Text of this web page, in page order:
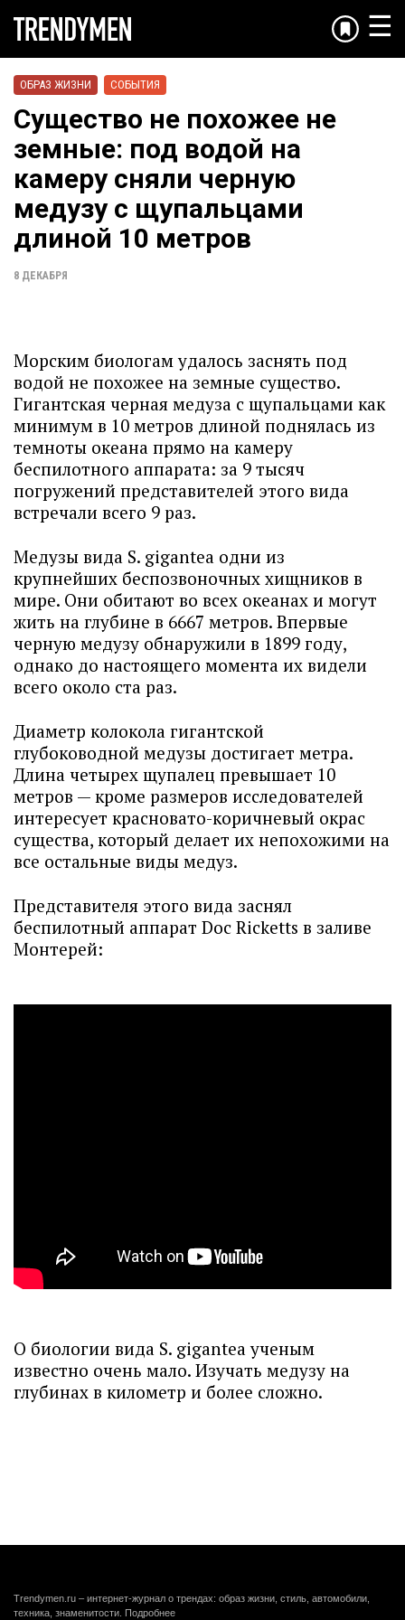
☰
ОБРАЗ ЖИЗНИ СОБЫТИЯ
Существо не похожее не
земные: под водой на
камеру сняли черную
медузу с щупальцами
длиной 10 метров
8 ДЕКАБРЯ
Морским биологам удалось заснять под
водой не похожее на земные существо.
Гигантская черная медуза с щупальцами как
минимум в 10 метров длиной поднялась из
темноты океана прямо на камеру
беспилотного аппарата: за 9 тысяч
погружений представителей этого вида
встречали всего 9 раз.
Медузы вида S. gigantea одни из
крупнейших беспозвоночных хищников в
мире. Они обитают во всех океанах и могут
жить на глубине в 6667 метров. Впервые
черную медузу обнаружили в 1899 году,
однако до настоящего момента их видели
всего около ста раз.
Диаметр колокола гигантской
глубоководной медузы достигает метра.
Длина четырех щупалец превышает 10
метров — кроме размеров исследователей
интересует красновато-коричневый окрас
существа, который делает их непохожими на
все остальные виды медуз.
Представителя этого вида заснял
беспилотный аппарат Doc Ricketts в заливе
Монтерей:
О биологии вида S. gigantea ученым
известно очень мало. Изучать медузу на
глубинах в километр и более сложно.
Trendymen.ru – интернет-журнал о трендах: образ жизни, стиль, автомобили,
техника, знаменитости. Подробнее